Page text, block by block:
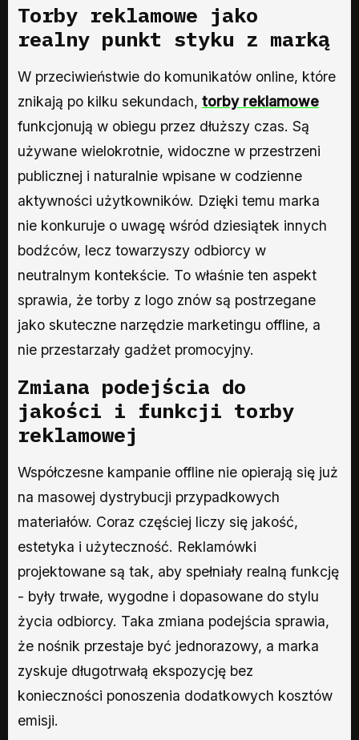
Torby reklamowe jako
realny punkt styku z marką
W przeciwieństwie do komunikatów online, które
znikają po kilku sekundach, torby reklamowe
funkcjonują w obiegu przez dłuższy czas. Są
używane wielokrotnie, widoczne w przestrzeni
publicznej i naturalnie wpisane w codzienne
aktywności użytkowników. Dzięki temu marka
nie konkuruje o uwagę wśród dziesiątek innych
bodźców, lecz towarzyszy odbiorcy w
neutralnym kontekście. To właśnie ten aspekt
sprawia, że torby z logo znów są postrzegane
jako skuteczne narzędzie marketingu offline, a
nie przestarzały gadżet promocyjny.
Zmiana podejścia do
jakości i funkcji torby
reklamowej
Współczesne kampanie offline nie opierają się już
na masowej dystrybucji przypadkowych
materiałów. Coraz częściej liczy się jakość,
estetyka i użyteczność. Reklamówki
projektowane są tak, aby spełniały realną funkcję
- były trwałe, wygodne i dopasowane do stylu
życia odbiorcy. Taka zmiana podejścia sprawia,
że nośnik przestaje być jednorazowy, a marka
zyskuje długotrwałą ekspozycję bez
konieczności ponoszenia dodatkowych kosztów
emisji.